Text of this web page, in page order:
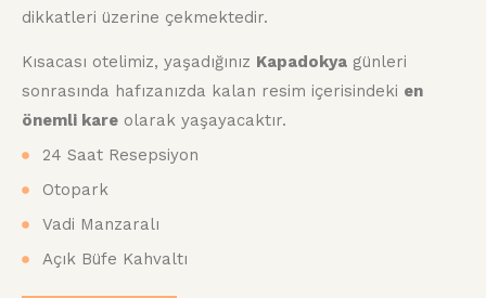
dikkatleri üzerine çekmektedir.
Kısacası otelimiz, yaşadığınız Kapadokya günleri
sonrasında hafızanızda kalan resim içerisindeki en
önemli kare olarak yaşayacaktır.
24 Saat Resepsiyon
Otopark
Vadi Manzaralı
Açık Büfe Kahvaltı